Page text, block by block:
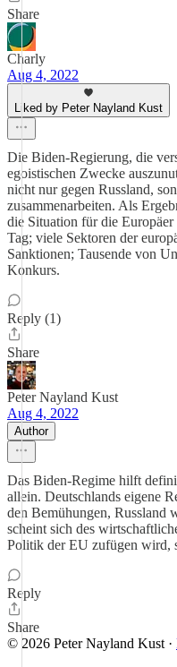
Share
Charly
Aug 4, 2022
Liked by Peter Nayland Kust
Die Biden-Regierung, die
egoistischen Zwecke
nicht nur gegen Russland,
zusammenarbeiten. Als
die Situation für die
Tag; viele Sektoren der
Sanktionen; Tausende von
Konkurs.
Reply (1)
Share
Peter Nayland Kust
Aug 4, 2022
Author
Das Biden-Regime hilft
allein. Deutschlands eigene
den Bemühungen, Russland
scheint sich des
Politik der EU zufügen wird,
Reply
Share
© 2026 Peter Nayland Kust ·